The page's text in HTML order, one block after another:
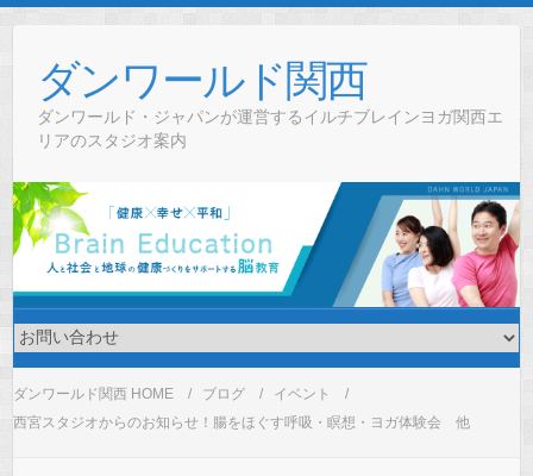
contentダンワールド関西
ダンワールド・ジャパンが運営するイルチブレインヨガ関西エ
リアのスタジオ案内
ダンワールド関西 HOME ブログ
イベント
西宮スタジオからのお知らせ！腸をほぐす呼吸・瞑想・ヨガ体験会 他